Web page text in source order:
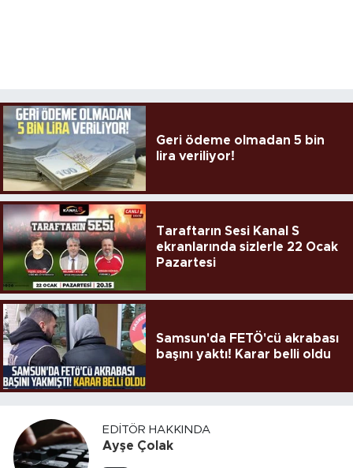
Geri ödeme olmadan 5 bin
lira veriliyor!
Taraftarın Sesi Kanal S
ekranlarında sizlerle 22 Ocak
Pazartesi
Samsun'da FETÖ'cü akrabası
başını yaktı! Karar belli oldu
EDITÖR HAKKINDA
Ayşe Çolak